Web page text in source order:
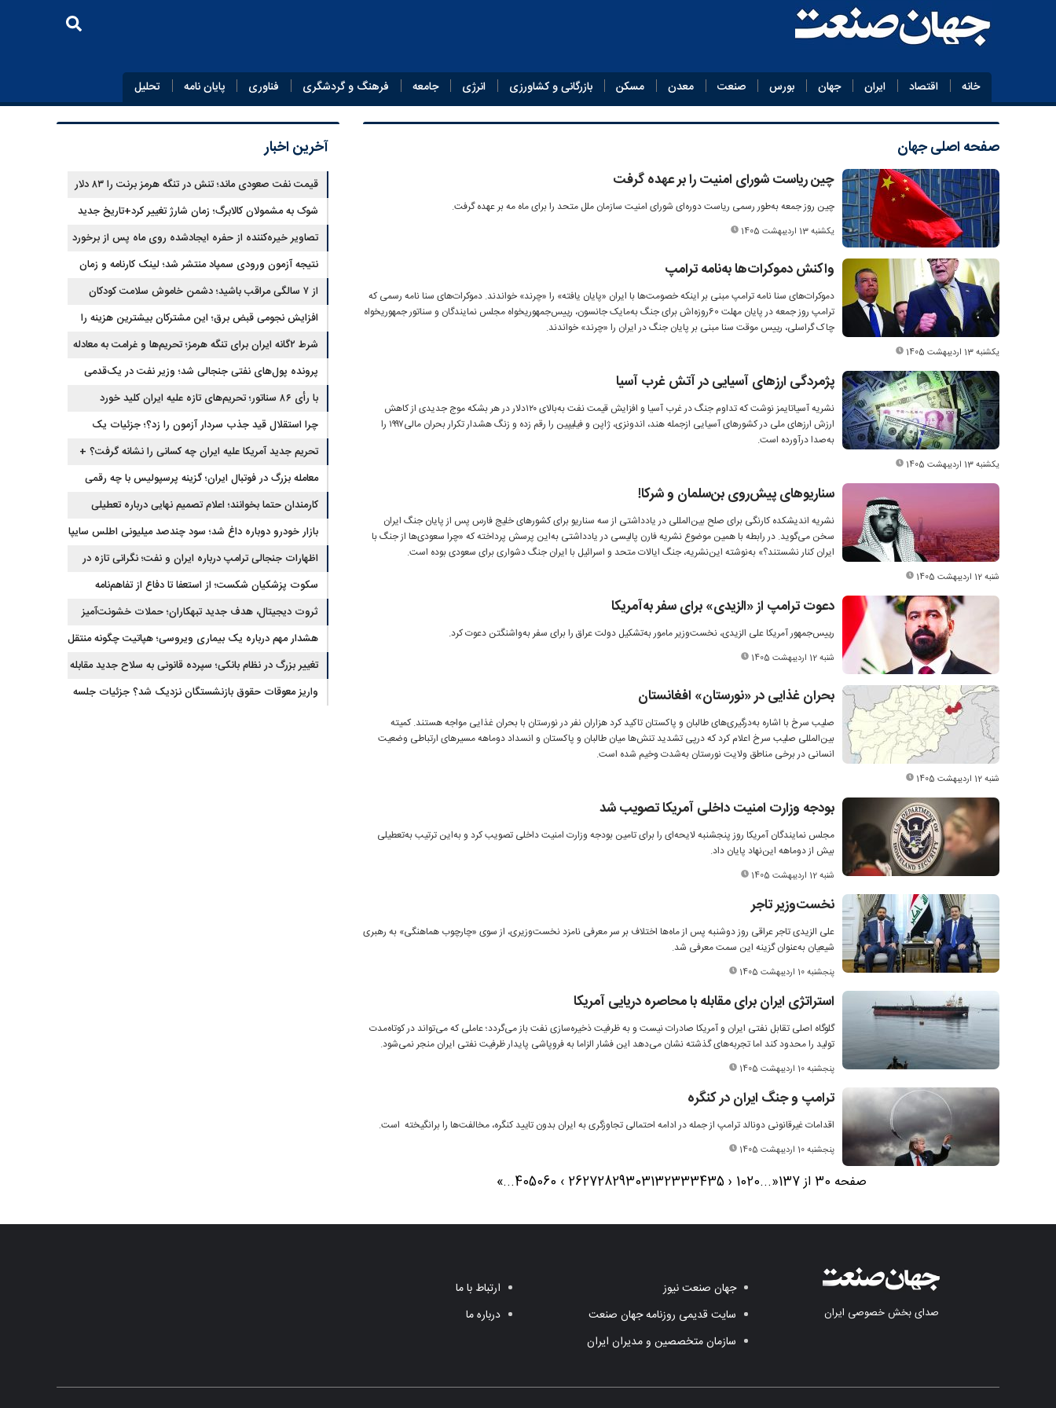
خانه اقتصاد ایران جهان بورس صنعت معدن مسکن بازرگانی و کشاورزی انرژی جامعه فرهنگ و گردشگری فناوری پایان‌ نامه تحلیل
صفحه اصلیجهان
چین ریاست شورای امنیت را بر عهده گرفت
چین روز جمعه به‌طور رسمی ریاست دوره‌ای شورای امنیت سازمان ملل متحد را برای ماه مه بر عهده گرفت.
یکشنبه 13 اردیبهشت 1405
واکنش دموکرات‌ها به‌نامه ترامپ
دموکرات‌های سنا نامه ترامپ مبنی بر اینکه خصومت‌ها با ایران «پایان یافته» را «چرند» خواندند. دموکرات‌های سنا نامه‌ رسمی که
ترامپ روز جمعه در پایان مهلت 60‌روزه‌اش برای جنگ به‌مایک جانسون، رییس‌جمهوریخواه مجلس نمایندگان و سناتور جمهوریخواه
چاک گراسلی، رییس موقت سنا مبنی بر پایان جنگ در ایران را «چرند» خواندند.
یکشنبه 13 اردیبهشت 1405
پژمردگی ارزهای آسیایی در آتش غرب آسیا
نشریه آسیاتایمز نوشت که تداوم جنگ در غرب آسیا و افزایش قیمت نفت به‌بالای ۱۲۰دلار در هر بشکه موج جدیدی از کاهش
ارزش ارزهای ملی در کشورهای آسیایی ازجمله هند، اندونزی، ژاپن و فیلیپین را رقم زده و زنگ هشدار تکرار بحران مالی۱۹۹۷ را
به‌صدا درآورده است.
یکشنبه 13 اردیبهشت 1405
‌سناریوهای پیش‌روی بن‌سلمان و شرکا!
نشریه اندیشکده کارنگی برای صلح بین‌المللی در یادداشتی از سه سناریو برای کشورهای خلیج فارس پس از پایان جنگ ایران
سخن می‌گوید. در رابطه با همین موضوع نشریه فارن پالیسی در یادداشتی به‌این پرسش پرداخته که «چرا سعودی‌ها از جنگ با
ایران کنار نشستند؟» به‌نوشته این‌نشریه، جنگ ایالات متحد و اسرائیل با ایران جنگ دشواری برای سعودی بوده است.
شنبه 12 اردیبهشت 1405
دعوت ترامپ از «الزیدی» برای سفر به‌آمریکا
رییس‌جمهور آمریکا علی الزیدی، نخست‌وزیر مامور به‌تشکیل دولت عراق را برای سفر به‌واشنگتن دعوت کرد.
شنبه 12 اردیبهشت 1405
بحران غذایی در «نورستان» افغانستان
صلیب سرخ با اشاره به‌درگیری‌های طالبان و پاکستان تاکید کرد هزاران نفر در نورستان با بحران غذایی مواجه هستند. کمیته
بین‌المللی صلیب سرخ اعلام کرد که درپی تشدید تنش‌ها میان طالبان و پاکستان و انسداد دوماهه مسیرهای ارتباطی وضعیت
انسانی در برخی مناطق ولایت نورستان به‌شدت وخیم شده است.
شنبه 12 اردیبهشت 1405
بودجه وزارت امنیت داخلی آمریکا تصویب شد
مجلس نمایندگان آمریکا روز پنجشنبه لایحه‌ای را برای تامین بودجه وزارت امنیت داخلی تصویب کرد و به‌این ترتیب به‌تعطیلی
بیش از دوماهه این‌نهاد پایان داد.
شنبه 12 اردیبهشت 1405
نخست‌وزیر تاجر
علی الزیدی تاجر عراقی روز دوشنبه پس از ماه‌ها اختلاف بر سر معرفی نامزد نخست‌وزیری، از سوی «چارچوب هماهنگی» به رهبری
شیعیان به‌عنوان گزینه این سمت معرفی شد.
پنجشنبه 10 اردیبهشت 1405
استراتژی ایران برای مقابله با محاصره دریایی آمریکا
گلوگاه اصلی تقابل نفتی ایران و آمریکا صادرات نیست و به ظرفیت ذخیره‌سازی نفت باز می‌گردد؛ عاملی که می‌تواند در کوتاه‌مدت
تولید را محدود کند اما تجربه‌های گذشته نشان می‌دهد این فشار الزاما به فروپاشی پایدار ظرفیت نفتی ایران منجر نمی‌شود.
پنجشنبه 10 اردیبهشت 1405
ترامپ و جنگ ایران در کنگره
اقدامات غیرقانونی دونالد ترامپ از جمله در ادامه احتمالی تجاوزگری به ایران بدون تایید کنگره، مخالفت‌ها را برانگیخته است.
پنجشنبه 10 اردیبهشت 1405
صفحه 30 از 137 «
...
1020
‹
26272829303132333435
›
405060
...
»
آخرین اخبار
قیمت نفت صعودی ماند؛ تنش در تنگه هرمز برنت را ۸۳ دلار
کردشوک به مشمولان کالابرگ؛ زمان شارژ تغییر کرد+تاریخ جدید
تصاویر خیره‌کننده از حفره ایجادشده روی ماه پس از برخورد
موشک فالکون ۹
نتیجه آزمون ورودی سمپاد منتشر شد؛ لینک کارنامه و زمان
ثبت‌ناماز ۷ سالگی مراقب باشید؛ دشمن خاموش سلامت کودکان
شناسایی شد
افزایش نجومی قبض برق؛ این مشترکان بیشترین هزینه را
می‌پردازندشرط ۲گانه ایران برای تنگه هرمز؛ تحریم‌ها و غرامت به معادله
برگشتند
پرونده پول‌های نفتی جنجالی شد؛ وزیر نفت در یک‌قدمی
استیضاح
با رأی ۸۶ سناتور؛ تحریم‌های تازه علیه ایران کلید خورد
چرا استقلال قید جذب سردار آزمون را زد؟؛ جزئیات یک
انتقال منتفی
تحریم جدید آمریکا علیه ایران چه کسانی را نشانه گرفت؟ +
جزئیات
معامله بزرگ در فوتبال ایران؛ گزینه پرسپولیس با چه رقمی
جابه‌جا شد؟
کارمندان حتما بخوانند؛ اعلام تصمیم نهایی درباره تعطیلی
ادارات شنبه
بازار خودرو دوباره داغ شد؛ سود چندصد میلیونی اطلس سایپا
اظهارات جنجالی ترامپ درباره ایران و نفت؛ نگرانی تازه در
بازار انرژی
سکوت پزشکیان شکست؛ از استعفا تا دفاع از تفاهم‌نامه
جنجالی
ثروت دیجیتال، هدف جدید تبهکاران؛ حملات خشونت‌آمیز
رمزارزی افزایش یافت
هشدار مهم درباره یک بیماری ویروسی؛ هپاتیت چگونه منتقل
می‌شود؟
تغییر بزرگ در نظام بانکی؛ سپرده قانونی به سلاح جدید مقابله
با تورم تبدیل شد
واریز معوقات حقوق بازنشستگان نزدیک شد؟ جزئیات جلسه
صدای بخش خصوصی ایران
جهان صنعت نیوز
سایت قدیمی روزنامه جهان صنعت
سازمان متخصصین و مدیران ایران
ارتباط با ما
درباره ما